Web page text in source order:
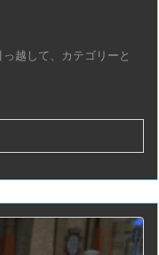
越して、カテゴリーと